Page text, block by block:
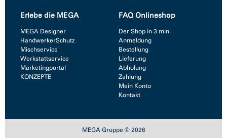
Erlebe die MEGA
MEGA Designer
HandwerkerSchutz
Mischservice
Werkstattservice
Marketingportal
KONZEPTE
FAQ Onlineshop
Der Shop in 3 min.
Anmeldung
Bestellung
Lieferung
Abholung
Zahlung
Mein Konto
Kontakt
MEGA Gruppe © 2026